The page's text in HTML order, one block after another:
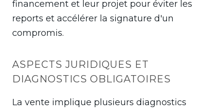
financement et leur projet pour éviter les
reports et accélérer la signature d'un
compromis.
ASPECTS JURIDIQUES ET
DIAGNOSTICS OBLIGATOIRES
La vente implique plusieurs diagnostics